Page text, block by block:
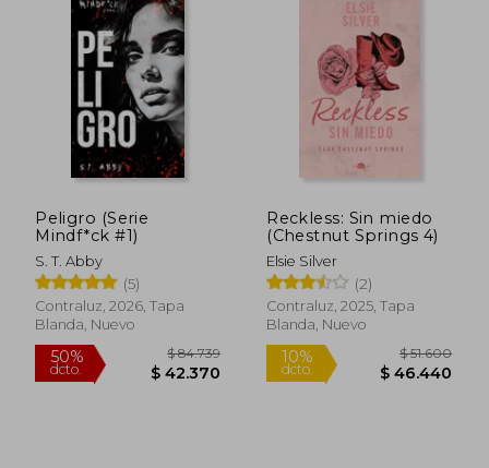
Peligro (Serie
Mindf*ck #1)
S. T. Abby
(5)
Contraluz, 2026, Tapa
Blanda, Nuevo
Reckless: Sin miedo
(Chestnut Springs 4)
Elsie Silver
(2)
Contraluz, 2025, Tapa
Blanda, Nuevo